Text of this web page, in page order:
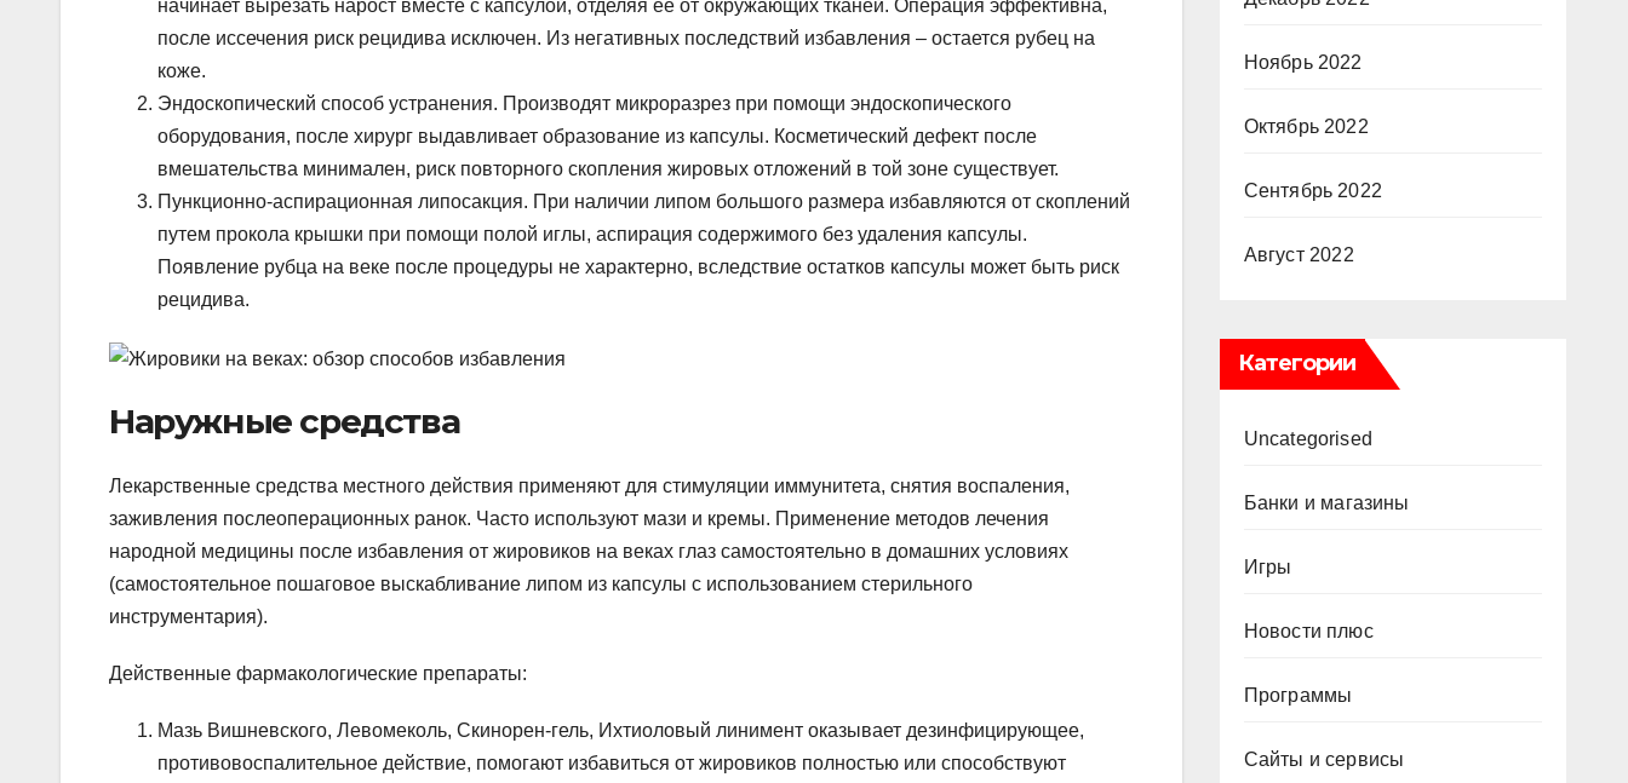
начинает вырезать нарост вместе с капсулой, отделяя ее от окружающих тканей. Операция эффективна,
после иссечения риск рецидива исключен. Из негативных последствий избавления – остается рубец на
коже.
Эндоскопический способ устранения. Производят микроразрез при помощи эндоскопического
оборудования, после хирург выдавливает образование из капсулы. Косметический дефект после
вмешательства минимален, риск повторного скопления жировых отложений в той зоне существует.
Пункционно-аспирационная липосакция. При наличии липом большого размера избавляются от скоплений
путем прокола крышки при помощи полой иглы, аспирация содержимого без удаления капсулы.
Появление рубца на веке после процедуры не характерно, вследствие остатков капсулы может быть риск
рецидива.
Наружные средства
Лекарственные средства местного действия применяют для стимуляции иммунитета, снятия воспаления,
заживления послеоперационных ранок. Часто используют мази и кремы. Применение методов лечения
народной медицины после избавления от жировиков на веках глаз самостоятельно в домашних условиях
(самостоятельное пошаговое выскабливание липом из капсулы с использованием стерильного
инструментария).
Действенные фармакологические препараты:
Мазь Вишневского, Левомеколь, Скинорен-гель, Ихтиоловый линимент оказывает дезинфицирующее,
противовоспалительное действие, помогают избавиться от жировиков полностью или способствуют
Ноябрь 2022
Октябрь 2022
Сентябрь 2022
Август 2022
Категории
Uncategorised
Банки и магазины
Игры
Новости плюс
Программы
Сайты и сервисы